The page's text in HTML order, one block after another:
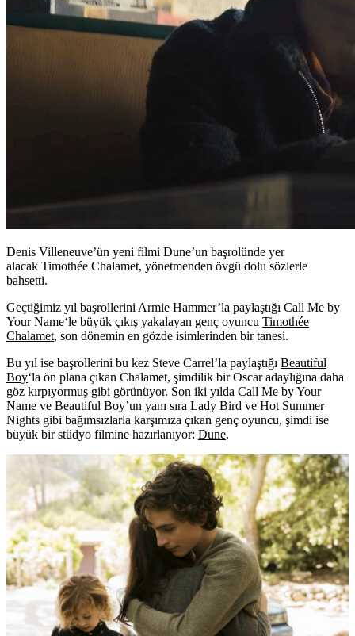
Denis Villeneuve’ün yeni filmi Dune’un başrolünde yer
alacak Timothée Chalamet, yönetmenden övgü dolu sözlerle
bahsetti.
Geçtiğimiz yıl başrollerini Armie Hammer’la paylaştığı Call Me by
Your Name‘le büyük çıkış yakalayan genç oyuncu Timothée
Chalamet, son dönemin en gözde isimlerinden bir tanesi.
Bu yıl ise başrollerini bu kez Steve Carrel’la paylaştığı Beautiful
Boy‘la ön plana çıkan Chalamet, şimdilik bir Oscar adaylığına daha
göz kırpıyormuş gibi görünüyor. Son iki yılda Call Me by Your
Name ve Beautiful Boy’un yanı sıra Lady Bird ve Hot Summer
Nights gibi bağımsızlarla karşımıza çıkan genç oyuncu, şimdi ise
büyük bir stüdyo filmine hazırlanıyor: Dune.